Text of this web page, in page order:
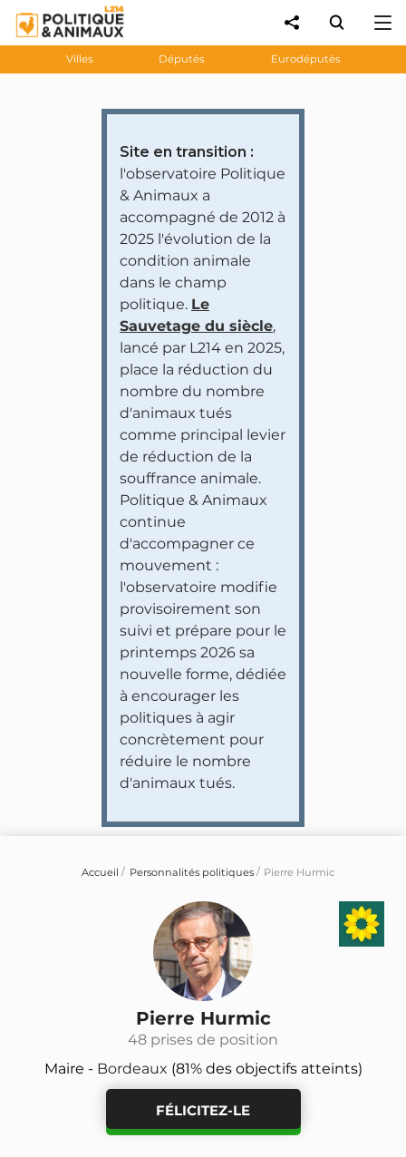
Villes Députés Eurodéputés
Site en transition :
l'observatoire Politique
& Animaux a
accompagné de 2012 à
2025 l'évolution de la
condition animale
dans le champ
politique. Le
Sauvetage du siècle,
lancé par L214 en 2025,
place la réduction du
nombre du nombre
d'animaux tués
comme principal levier
de réduction de la
souffrance animale.
Politique & Animaux
continue
d'accompagner ce
mouvement :
l'observatoire modifie
provisoirement son
suivi et prépare pour le
printemps 2026 sa
nouvelle forme, dédiée
à encourager les
politiques à agir
concrètement pour
réduire le nombre
d'animaux tués.
Accueil Personnalités politiques Pierre Hurmic
Pierre Hurmic
48 prises de position
Maire - Bordeaux (81% des objectifs atteints)
FÉLICITEZ-LE